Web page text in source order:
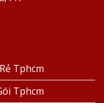
Tphcm
Tphcm